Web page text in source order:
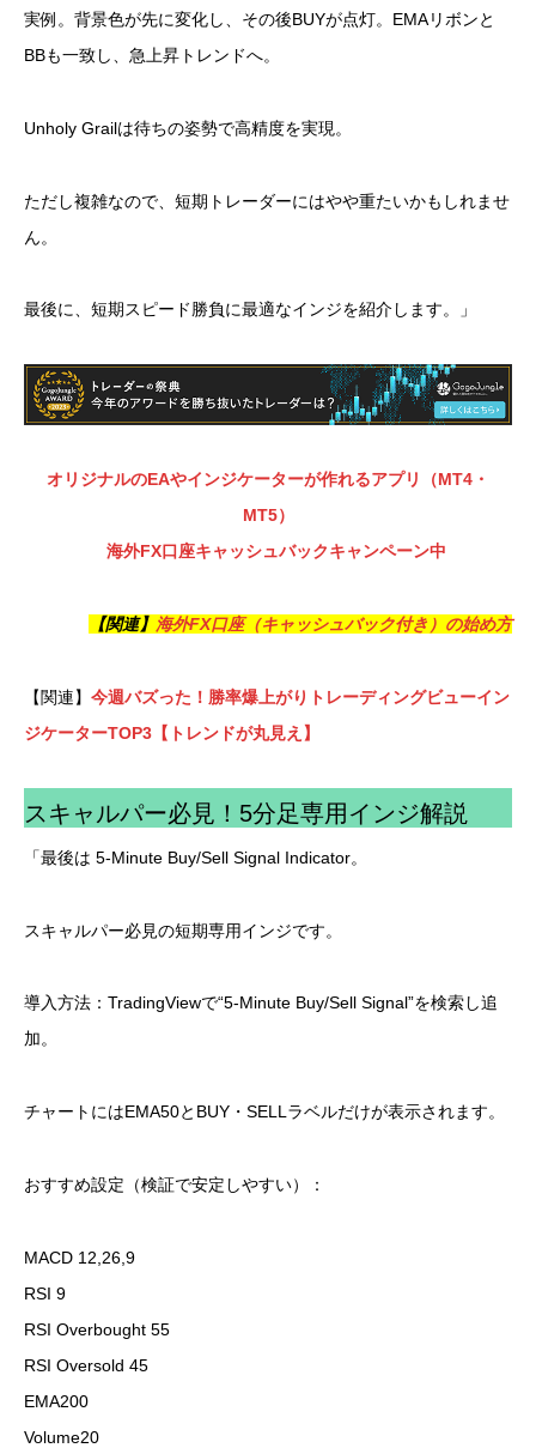
実例。背景色が先に変化し、その後BUYが点灯。EMAリボンと
BBも一致し、急上昇トレンドへ。
Unholy Grailは待ちの姿勢で高精度を実現。
ただし複雑なので、短期トレーダーにはやや重たいかもしれませ
ん。
最後に、短期スピード勝負に最適なインジを紹介します。」
オリジナルのEAやインジケーターが作れるアプリ（MT4・
MT5）
海外FX口座キャッシュバックキャンペーン中
【関連】 海外FX口座（キャッシュバック付き）の始め方
【関連】 今週バズった！勝率爆上がりトレーディングビューイン
ジケーターTOP3【トレンドが丸見え】
スキャルパー必見！5分足専用インジ解説
「最後は 5-Minute Buy/Sell Signal Indicator。
スキャルパー必見の短期専用インジです。
導入方法：TradingViewで“5-Minute Buy/Sell Signal”を検索し追
加。
チャートにはEMA50とBUY・SELLラベルだけが表示されます。
おすすめ設定（検証で安定しやすい）：
MACD 12,26,9
RSI 9
RSI Overbought 55
RSI Oversold 45
EMA200
Volume20